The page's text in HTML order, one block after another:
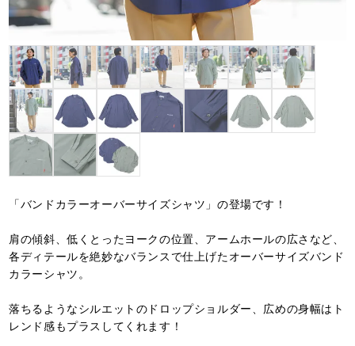
「バンドカラーオーバーサイズシャツ」の登場です！
肩の傾斜、低くとったヨークの位置、アームホールの広さなど、
各ディテールを絶妙なバランスで仕上げたオーバーサイズバンド
カラーシャツ。
落ちるようなシルエットのドロップショルダー、広めの身幅はト
レンド感もプラスしてくれます！